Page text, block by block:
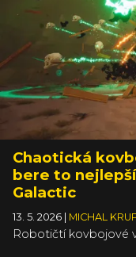
Chaotická
bere to
Galactic
13. 5. 2026 MICHAL
Robotičtí kovbojové